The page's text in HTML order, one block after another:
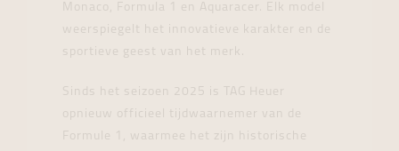
Monaco, Formula 1 en Aquaracer. Elk model
weerspiegelt het innovatieve karakter en de
sportieve geest van het merk.
Sinds het seizoen 2025 is TAG Heuer
opnieuw officieel tijdwaarnemer van de
Formule 1, waarmee het zijn historische